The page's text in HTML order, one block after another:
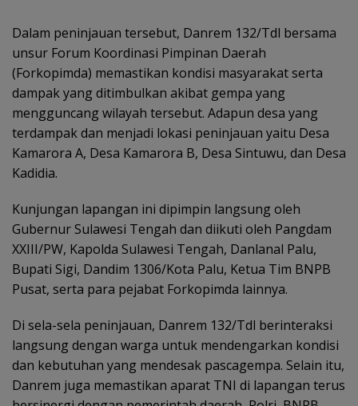
Dalam peninjauan tersebut, Danrem 132/Tdl bersama
unsur Forum Koordinasi Pimpinan Daerah
(Forkopimda) memastikan kondisi masyarakat serta
dampak yang ditimbulkan akibat gempa yang
mengguncang wilayah tersebut. Adapun desa yang
terdampak dan menjadi lokasi peninjauan yaitu Desa
Kamarora A, Desa Kamarora B, Desa Sintuwu, dan Desa
Kadidia.
Kunjungan lapangan ini dipimpin langsung oleh
Gubernur Sulawesi Tengah dan diikuti oleh Pangdam
XXIII/PW, Kapolda Sulawesi Tengah, Danlanal Palu,
Bupati Sigi, Dandim 1306/Kota Palu, Ketua Tim BNPB
Pusat, serta para pejabat Forkopimda lainnya.
Di sela-sela peninjauan, Danrem 132/Tdl berinteraksi
langsung dengan warga untuk mendengarkan kondisi
dan kebutuhan yang mendesak pascagempa. Selain itu,
Danrem juga memastikan aparat TNI di lapangan terus